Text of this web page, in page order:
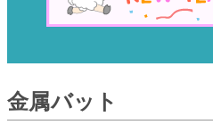
金属バット